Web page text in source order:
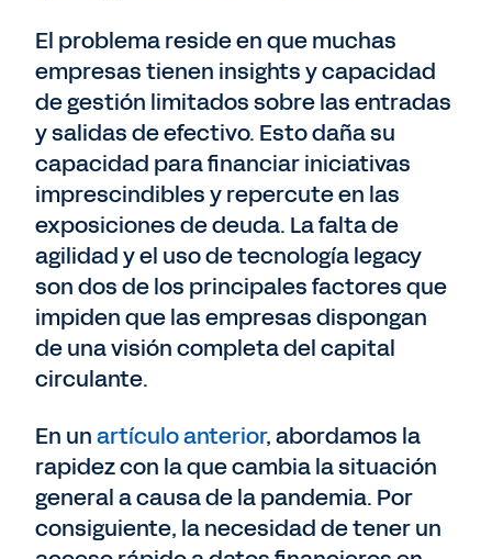
El problema reside en que muchas
empresas tienen insights y capacidad
de gestión limitados sobre las entradas
y salidas de efectivo. Esto daña su
capacidad para financiar iniciativas
imprescindibles y repercute en las
exposiciones de deuda. La falta de
agilidad y el uso de tecnología legacy
son dos de los principales factores que
impiden que las empresas dispongan
de una visión completa del capital
circulante.
En unartículo anterior, abordamos la
rapidez con la que cambia la situación
general a causa de la pandemia. Por
consiguiente, la necesidad de tener un